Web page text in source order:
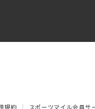
規約 スポーツマイル会員サ